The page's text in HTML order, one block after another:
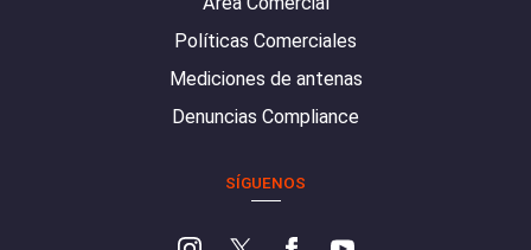
Políticas Comerciales
Mediciones de antenas
Denuncias Compliance
SÍGUENOS